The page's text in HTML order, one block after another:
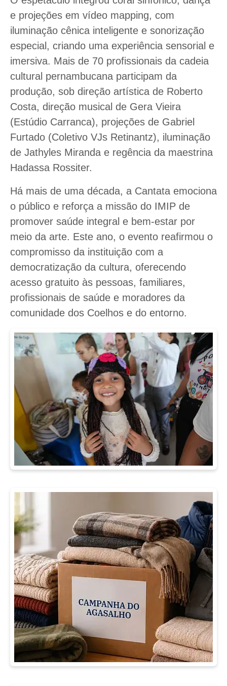
e projeções em vídeo mapping, com
iluminação cênica inteligente e sonorização
especial, criando uma experiência sensorial e
imersiva. Mais de 70 profissionais da cadeia
cultural pernambucana participam da
produção, sob direção artística de Roberto
Costa, direção musical de Gera Vieira
(Estúdio Carranca), projeções de Gabriel
Furtado (Coletivo VJs Retinantz), iluminação
de Jathyles Miranda e regência da maestrina
Hadassa Rossiter.
Há mais de uma década, a Cantata emociona
o público e reforça a missão do IMIP de
promover saúde integral e bem-estar por
meio da arte. Este ano, o evento reafirmou o
compromisso da instituição com a
democratização da cultura, oferecendo
acesso gratuito às pessoas, familiares,
profissionais de saúde e moradores da
comunidade dos Coelhos e do entorno.